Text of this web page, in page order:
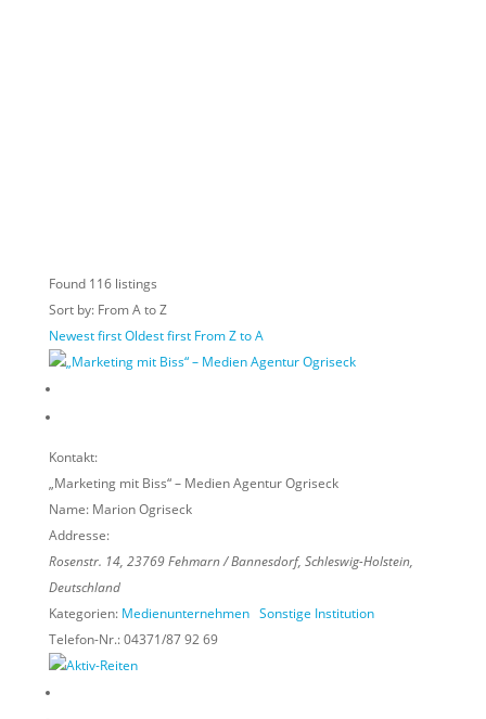
Found 116listings
Sort by: From A to Z
Newest firstOldest first From Z to A
Kontakt:
„Marketing mit Biss“ – Medien Agentur Ogriseck
Name: Marion Ogriseck
Addresse:
Rosenstr. 14, 23769Fehmarn / Bannesdorf, Schleswig-Holstein,
Deutschland
Kategorien: Medienunternehmen Sonstige Institution
Telefon-Nr.:04371/87 92 69